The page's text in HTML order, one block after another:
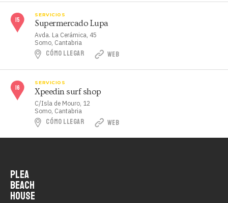
SERVICIOS
Supermercado Lupa
Avda. La Cerámica, 45
Somo, Cantabria
CÓMO LLEGAR WEB
SERVICIOS
Xpeedin surf shop
C/Isla de Mouro, 12
Somo, Cantabria
CÓMO LLEGAR WEB
PLEA
BEACH
HOUSE